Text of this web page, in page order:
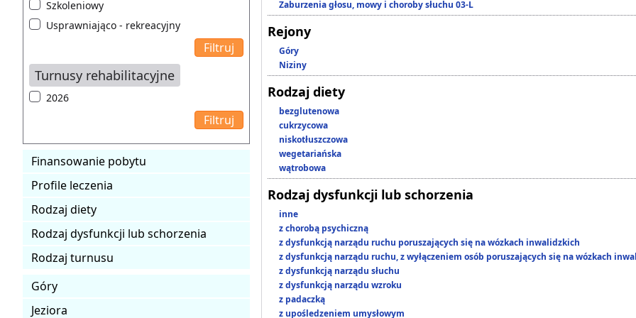
Szkoleniowy
Usprawniająco - rekreacyjny
Turnusy rehabilitacyjne
2026
Finansowanie pobytu
Profile leczenia
Rodzaj diety
Rodzaj dysfunkcji lub schorzenia
Rodzaj turnusu
Góry
Jeziora
Zaburzenia głosu, mowy i choroby słuchu 03-L
Rejony
Góry
Niziny
Rodzaj diety
bezglutenowa
cukrzycowa
niskotłuszczowa
wegetariańska
wątrobowa
Rodzaj dysfunkcji lub schorzenia
inne
z chorobą psychiczną
z dysfunkcją narządu ruchu poruszających się na wózkach inwalidzkich
z dysfunkcją narządu ruchu, z wyłączeniem osób poruszających się na wózkach
z dysfunkcją narządu słuchu
z dysfunkcją narządu wzroku
z padaczką
z upośledzeniem umysłowym